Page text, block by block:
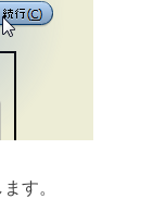
す。